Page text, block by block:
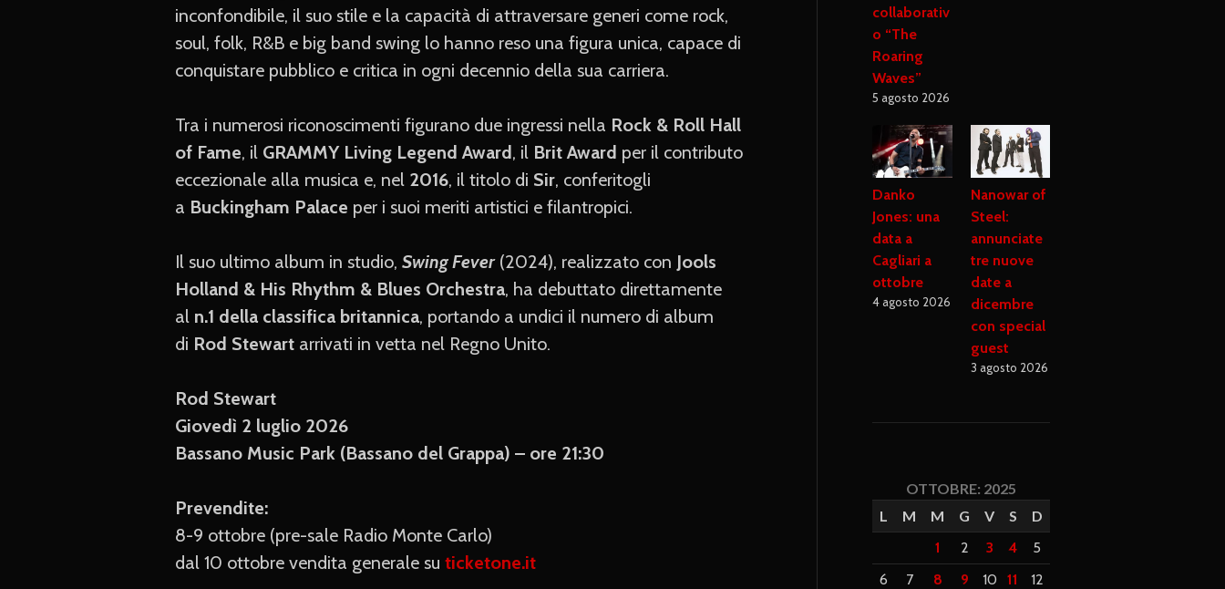
inconfondibile, il suo stile e la capacità di attraversare generi come rock,
soul, folk, R&B e big band swing lo hanno reso una figura unica, capace di
conquistare pubblico e critica in ogni decennio della sua carriera.
Tra i numerosi riconoscimenti figurano due ingressi nella Rock & Roll Hall
of Fame, il GRAMMY Living Legend Award, il Brit Award per il contributo
eccezionale alla musica e, nel 2016, il titolo di Sir, conferitogli
a Buckingham Palace per i suoi meriti artistici e filantropici.
Il suo ultimo album in studio, Swing Fever(2024), realizzato con Jools
Holland & His Rhythm & Blues Orchestra, ha debuttato direttamente
al n.1 della classifica britannica, portando a undici il numero di album
di Rod Stewart arrivati in vetta nel Regno Unito.
Rod Stewart
Giovedì 2 luglio 2026
Bassano Music Park (Bassano del Grappa) – ore 21:30
Prevendite:
8-9 ottobre (pre-sale Radio Monte Carlo)
dal 10 ottobre vendita generale su ticketone.it
collaborativ
o “The
Roaring
Waves”
5 agosto 2026
Danko
Jones: una
data a
Cagliari a
ottobre
4 agosto 2026
Nanowar of
Steel:
annunciate
tre nuove
date a
dicembre
con special
guest
3 agosto 2026
OTTOBRE: 2025
L
M M G V S
D
1
2 3 4
5
6
7 8 9 10 11
12